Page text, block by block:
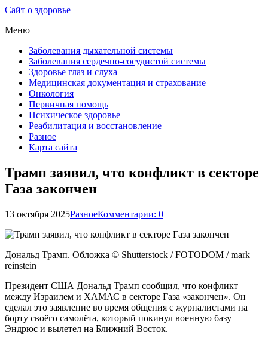
Сайт о здоровье
Меню
Заболевания дыхательной системы
Заболевания сердечно-сосудистой системы
Здоровье глаз и слуха
Медицинская документация и страхование
Онкология
Первичная помощь
Психическое здоровье
Реабилитация и восстановление
Разное
Карта сайта
Трамп заявил, что конфликт в секторе
Газа закончен
13 октября 2025РазноеКомментарии: 0
Дональд Трамп. Обложка © Shutterstock / FOTODOM / mark
reinstein
Президент США Дональд Трамп сообщил, что конфликт
между Израилем и ХАМАС в секторе Газа «закончен». Он
сделал это заявление во время общения с журналистами на
борту своёго самолёта, который покинул военную базу
Эндрюс и вылетел на Ближний Восток.